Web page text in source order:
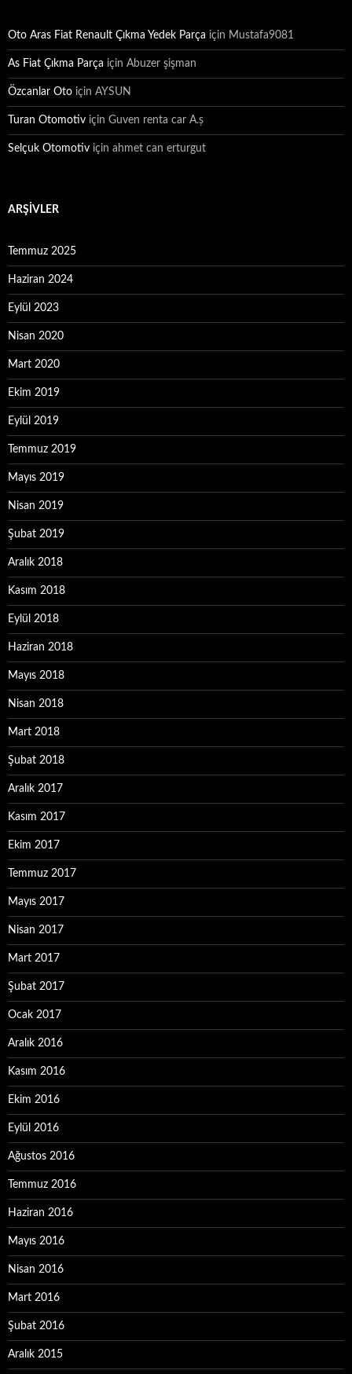
Oto Aras Fiat Renault Çıkma Yedek Parça için Mustafa9081
As Fiat Çıkma Parça için Abuzer şişman
Özcanlar Oto için AYSUN
Turan Otomotiv için Guven renta car A.ș
Selçuk Otomotiv için ahmet can erturgut
ARŞIVLER
Temmuz 2025
Haziran 2024
Eylül 2023
Nisan 2020
Mart 2020
Ekim 2019
Eylül 2019
Temmuz 2019
Mayıs 2019
Nisan 2019
Şubat 2019
Aralık 2018
Kasım 2018
Eylül 2018
Haziran 2018
Mayıs 2018
Nisan 2018
Mart 2018
Şubat 2018
Aralık 2017
Kasım 2017
Ekim 2017
Temmuz 2017
Mayıs 2017
Nisan 2017
Mart 2017
Şubat 2017
Ocak 2017
Aralık 2016
Kasım 2016
Ekim 2016
Eylül 2016
Ağustos 2016
Temmuz 2016
Haziran 2016
Mayıs 2016
Nisan 2016
Mart 2016
Şubat 2016
Aralık 2015